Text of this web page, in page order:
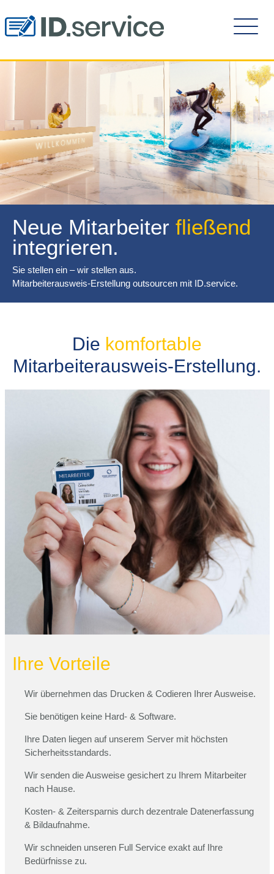
Neue Mitarbeiter fließend
integrieren.
Sie stellen ein – wir stellen aus.
Mitarbeiterausweis-Erstellung outsourcen mit ID.service.
Die komfortable
Mitarbeiterausweis-Erstellung.
Ihre Vorteile
Wir übernehmen das Drucken & Codieren Ihrer Ausweise.
Sie benötigen keine Hard- & Software.
Ihre Daten liegen auf unserem Server mit höchsten
Sicherheitsstandards.
Wir senden die Ausweise gesichert zu Ihrem Mitarbeiter
nach Hause.
Kosten- & Zeitersparnis durch dezentrale Datenerfassung
& Bildaufnahme.
Wir schneiden unseren Full Service exakt auf Ihre
Bedürfnisse zu.